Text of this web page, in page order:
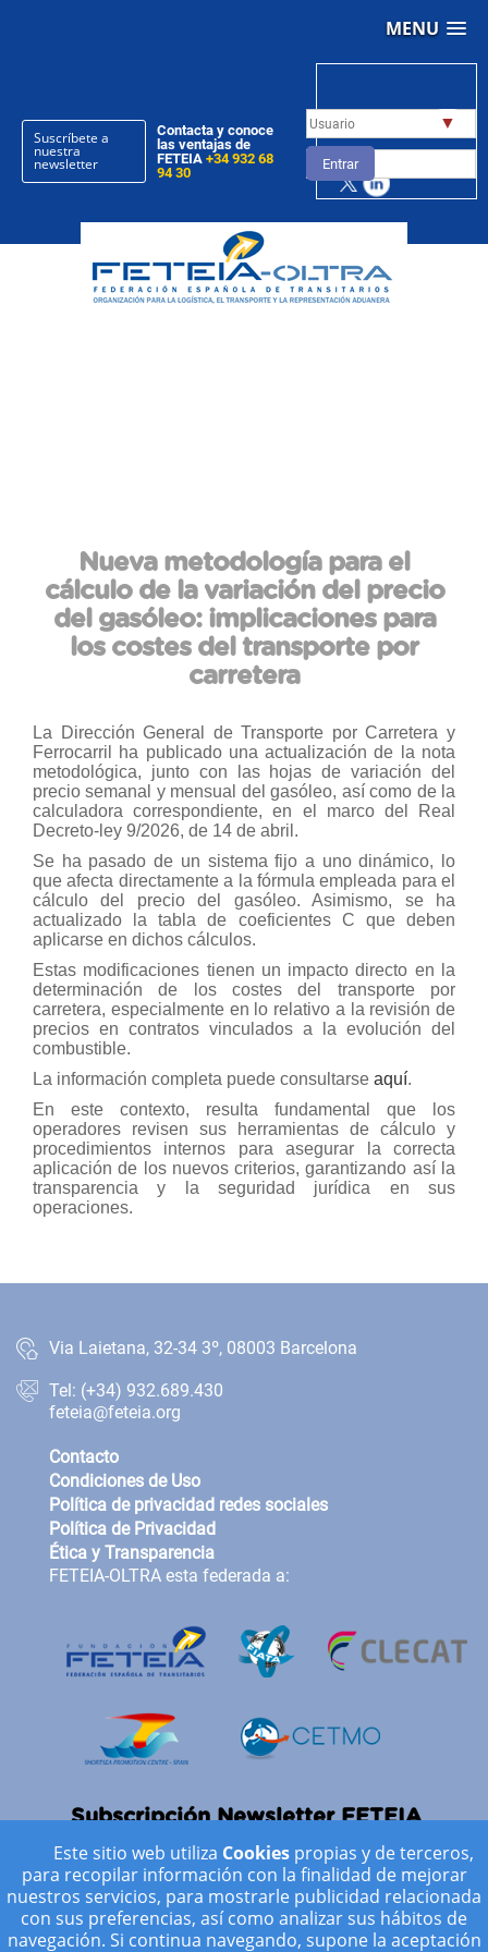
MENU
Suscríbete a
nuestra
newsletter
Contacta y conoce
las ventajas de
FETEIA+34 932 68
94 30
▼
Entrar
Nueva metodología para el
cálculo de la variación del precio
del gasóleo: implicaciones para
los costes del transporte por
carretera
La Dirección General de Transporte por Carretera y
Ferrocarril ha publicado una actualización de la nota
metodológica, junto con las hojas de variación del
precio semanal y mensual del gasóleo, así como de la
calculadora correspondiente, en el marco del Real
Decreto-ley 9/2026, de 14 de abril.
Se ha pasado de un sistema fijo a uno dinámico, lo
que afecta directamente a la fórmula empleada para el
cálculo del precio del gasóleo. Asimismo, se ha
actualizado la tabla de coeficientes C que deben
aplicarse en dichos cálculos.
Estas modificaciones tienen un impacto directo en la
determinación de los costes del transporte por
carretera, especialmente en lo relativo a la revisión de
precios en contratos vinculados a la evolución del
combustible.
La información completa puede consultarse aquí.
En este contexto, resulta fundamental que los
operadores revisen sus herramientas de cálculo y
procedimientos internos para asegurar la correcta
aplicación de los nuevos criterios, garantizando así la
transparencia y la seguridad jurídica en sus
operaciones.
Via Laietana, 32-34 3º, 08003 Barcelona
Tel: (+34) 932.689.430
feteia@feteia.org
Contacto
Condiciones de Uso
Política de privacidad redes sociales
Política de Privacidad
Ética y Transparencia
FETEIA-OLTRA esta federada a:
Subscripción Newsletter FETEIA
* indicates
Dirección de correo electrónico *
Este sitio web utiliza Cookies propias y de terceros,
para recopilar información con la finalidad de mejorar
nuestros servicios, para mostrarle publicidad relacionada
con sus preferencias, así como analizar sus hábitos de
navegación. Si continua navegando, supone la aceptación